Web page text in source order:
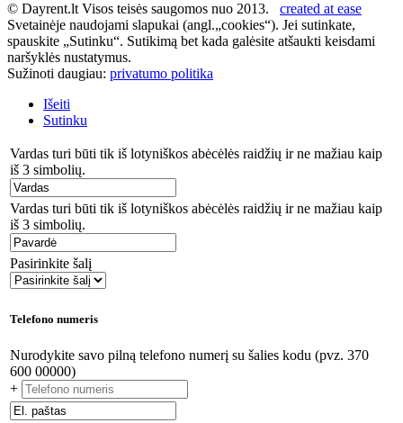
© Dayrent.lt Visos teisės saugomos nuo 2013. created at ease
Svetainėje naudojami slapukai (angl.„cookies“). Jei sutinkate,
spauskite „Sutinku“. Sutikimą bet kada galėsite atšaukti keisdami
naršyklės nustatymus.
Sužinoti daugiau: privatumo politika
Išeiti
Sutinku
Vardas turi būti tik iš lotyniškos abėcėlės raidžių ir ne mažiau kaip
iš 3 simbolių.
Vardas turi būti tik iš lotyniškos abėcėlės raidžių ir ne mažiau kaip
iš 3 simbolių.
Pasirinkite šalį
Telefono numeris
Nurodykite savo pilną telefono numerį su šalies kodu (pvz. 370
600 00000)
+